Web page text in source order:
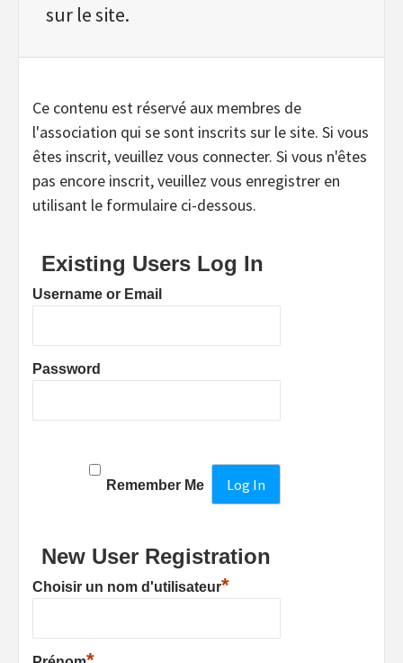
sur le site.
Ce contenu est réservé aux membres de
l'association qui se sont inscrits sur le site. Si vous
êtes inscrit, veuillez vous connecter. Si vous n'êtes
pas encore inscrit, veuillez vous enregistrer en
utilisant le formulaire ci-dessous.
Existing Users Log In
Username or Email
Password
Remember Me
New User Registration
Choisir un nom d'utilisateur*